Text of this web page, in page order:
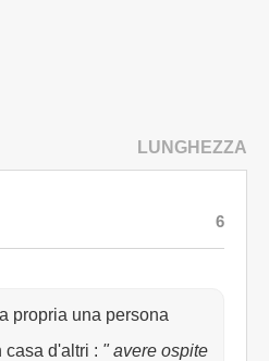
LUNGHEZZA
propria una persona
casa d'altri : " avere ospite
6